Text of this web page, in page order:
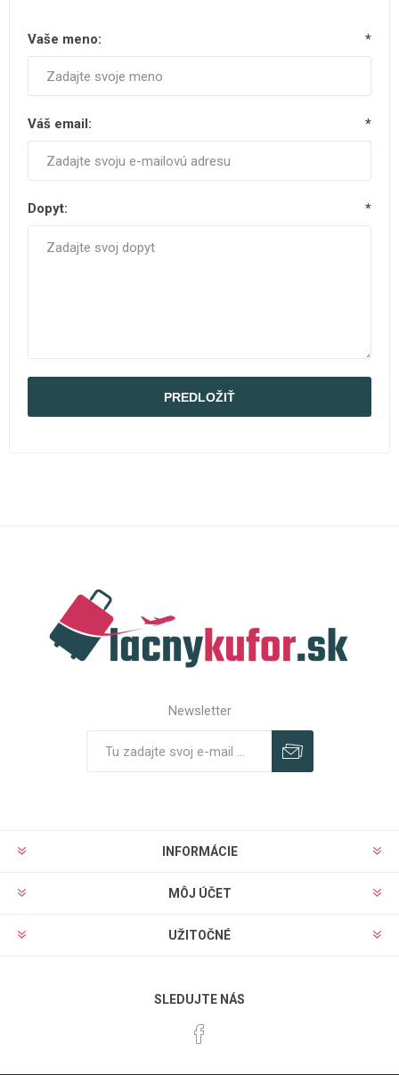
Vaše meno: *
Váš email: *
Dopyt: *
Newsletter
INFORMÁCIE
MÔJ ÚČET
UŽITOČNÉ
SLEDUJTE NÁS